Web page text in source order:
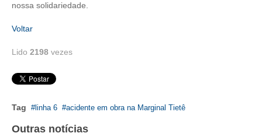
CONTRIBUIÇÕES
CONTRIBUIÇÃO ASSISTENCIAL
CONTRIBUIÇÃO ASSOCIATIVA OU ANUIDADE DE SÓCIO
CONTRIBUIÇÃO SINDICAL URBANA
FGTS EXPURGOS
nossa solidariedade.
Voltar
Lido 2198 vezes
Tag linha 6 acidente em obra na Marginal Tietê
Outras notícias